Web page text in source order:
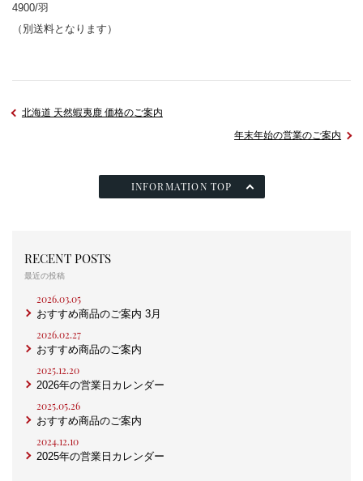
4900/羽
（別送料となります）
北海道 天然蝦夷鹿 価格のご案内
年末年始の営業のご案内
INFORMATION TOP
RECENT POSTS
最近の投稿
2026.03.05
おすすめ商品のご案内 3月
2026.02.27
おすすめ商品のご案内
2025.12.20
2026年の営業日カレンダー
2025.05.26
おすすめ商品のご案内
2024.12.10
2025年の営業日カレンダー